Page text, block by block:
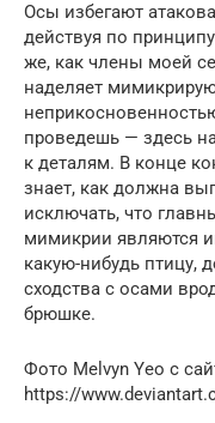
Осы избегают
действуя по
же, как члены моей
наделяет
проведешь — здесь
к деталям. В конце
знает, как должна
исключать, что
мимикрии являются
какую-нибудь птицу,
сходства с осами
брюшке.
Фото Melvyn Yeo с
https://